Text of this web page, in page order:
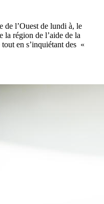
l’Ouest de lundi à, le
la région de l’aide de la
en s’inquiétant des «